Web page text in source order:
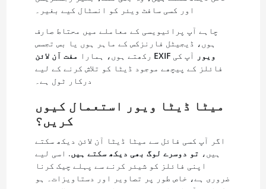
اور کسی سافٹ ویئر کو انسٹال کیے بغیر۔
چاہے آپ پرائیویسی کے معاملے میں محتاط صارف
ہوں، ڈیجیٹل فارنزکس کے ماہر ہوں یا بس تجسس
رکھتے ہوں، ہمارا
مفت آن لائن EXIF ویور آپ کی
فائلز کے پیچھے موجود ڈیٹا کو تلاش کرنے کے لیے
درکار ٹول ہے۔
میٹا ڈیٹا ویور استعمال کیوں
کریں؟
اگر آپ کسی فائل سے میٹا ڈیٹا آن لائن دیکھ سکتے
ہیں، تو دوسرے لوگ بھی دیکھ سکتے ہیں. اسی لیے
اپنی فائلز کو شیئر کرنے سے پہلے چیک کرنا
ضروری ہے، خاص طور پر تصاویر اور دستاویزات۔ ہو